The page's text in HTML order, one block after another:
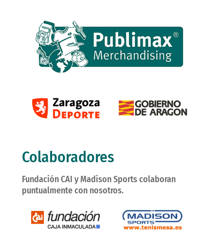
Colaboradores
Fundación CAI y Madison Sports colaboran
puntualmente con nosotros.